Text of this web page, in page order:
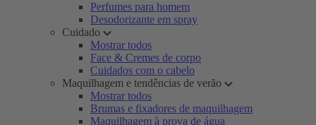
Perfumes para homem
Desodorizante em spray
Cuidado
Mostrar todos
Face & Cremes de corpo
Cuidados com o cabelo
Maquilhagem e tendências de verão
Mostrar todos
Brumas e fixadores de maquilhagem
Maquilhagem à prova de água